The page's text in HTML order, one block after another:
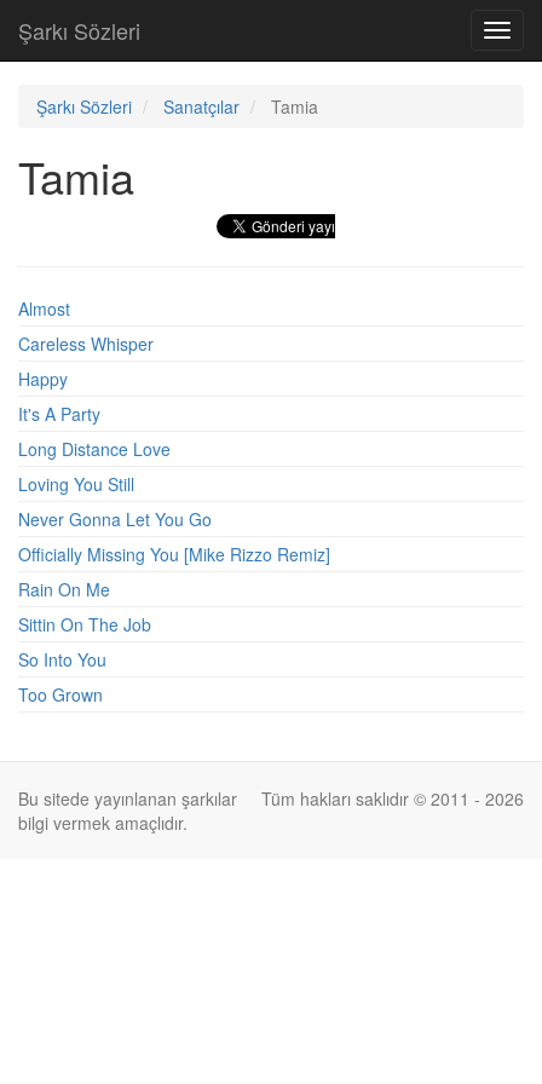
Şarkı Sözleri
Şarkı Sözleri Sanatçılar Tamia
Tamia
Almost
Careless Whisper
Happy
It's A Party
Long Distance Love
Loving You Still
Never Gonna Let You Go
Officially Missing You [Mike Rizzo Remiz]
Rain On Me
Sittin On The Job
So Into You
Too Grown
Tüm hakları saklıdır © 2011 - 2026
Bu sitede yayınlanan şarkılar
bilgi vermek amaçlıdır.